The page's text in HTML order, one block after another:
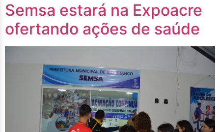
Semsa estará na Expoacre
ofertando ações de saúde